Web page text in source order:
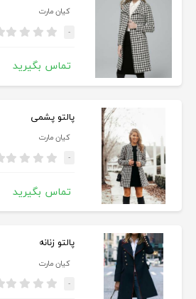
کیان مارت
-
تماس بگیرید
پالتو پشمی
کیان مارت
-
تماس بگیرید
پالتو زنانه
کیان مارت
-